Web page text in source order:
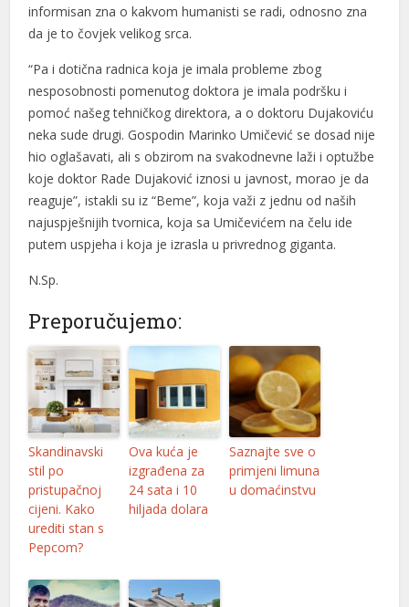
giriş
giriş
Forum
escort
giriş
mavibet giriş
giriş
yıkama
cocaine
informisan zna o kakvom humanisti se radi, odnosno zna
da je to čovjek velikog srca.
“Pa i dotična radnica koja je imala probleme zbog
nesposobnosti pomenutog doktora je imala podršku i
pomoć našeg tehničkog direktora, a o doktoru Dujakoviću
neka sude drugi. Gospodin Marinko Umičević se dosad nije
hio oglašavati, ali s obzirom na svakodnevne laži i optužbe
koje doktor Rade Dujaković iznosi u javnost, morao je da
reaguje”, istakli su iz “Beme”, koja važi z jednu od naših
najuspješnijih tvornica, koja sa Umičevićem na čelu ide
putem uspjeha i koja je izrasla u privrednog giganta.
N.Sp.
Preporučujemo:
Skandinavski
stil po
pristupačnoj
cijeni. Kako
urediti stan s
Pepcom?
Ova kuća je
izgrađena za
24 sata i 10
hiljada dolara
Saznajte sve o
primjeni limuna
u domaćinstvu